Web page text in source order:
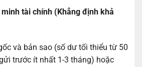
tài chính (Khẳng định khả
và bản sao (số dư tối thiểu từ 50
trước ít nhất 1-3 tháng) hoặc